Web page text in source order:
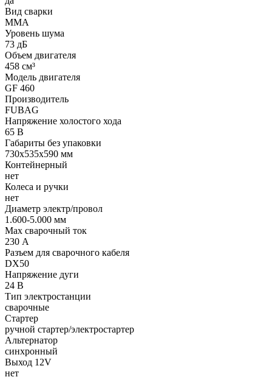
Вид сварки
MMA
Уровень шума
73 дБ
Объем двигателя
458 см³
Модель двигателя
GF 460
Производитель
FUBAG
Напряжение холостого хода
65 В
Габариты без упаковки
730х535х590 мм
Контейнерный
нет
Колеса и ручки
нет
Диаметр электр/провол
1.600-5.000 мм
Max сварочный ток
230 А
Разъем для сварочного кабеля
DX50
Напряжение дуги
24 В
Тип электростанции
сварочные
Стартер
ручной стартер/электростартер
Альтернатор
синхронный
Выход 12V
нет